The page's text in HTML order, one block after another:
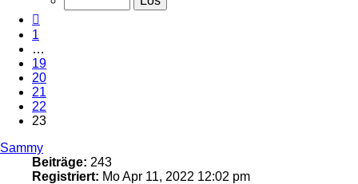
23
1
…
19
20
21
22
23
Sammy
Beiträge: 243
Registriert: Mo Apr 11, 2022 12:02 pm